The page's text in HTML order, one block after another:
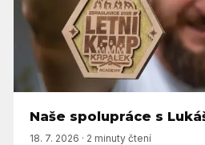
Naše spolupráce s
18. 7. 2026 · 2 minuty čtení